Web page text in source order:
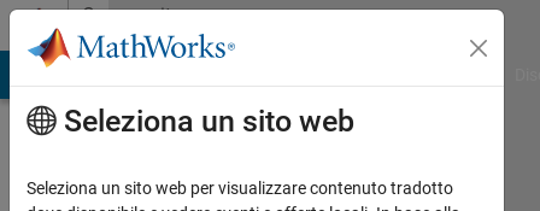
Vai al contenutoCommunity
Profile
Seleziona un sito web
Seleziona un sito web per visualizzare contenuto tradotto